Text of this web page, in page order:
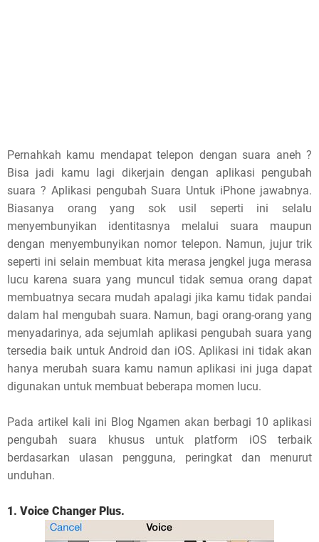
p
s
t
,
p
e
s
e
Pernahkah kamu mendapat telepon dengan suara aneh ?
Bisa jadi kamu lagi dikerjain dengan aplikasi pengubah
suara ? Aplikasi pengubah Suara Untuk iPhone jawabnya.
Biasanya orang yang sok usil seperti ini selalu
menyembunyikan identitasnya melalui suara maupun
dengan menyembunyikan nomor telepon. Namun, jujur trik
seperti ini selain membuat kita merasa jengkel juga merasa
lucu karena suara yang muncul tidak semua orang dapat
membuatnya secara mudah apalagi jika kamu tidak pandai
dalam hal mengubah suara. Namun, bagi orang-orang yang
menyadarinya, ada sejumlah aplikasi pengubah suara yang
tersedia baik untuk Android dan iOS. Aplikasi ini tidak akan
hanya merubah suara kamu namun aplikasi ini juga dapat
digunakan untuk membuat beberapa momen lucu.
Pada artikel kali ini Blog Ngamen akan berbagi 10 aplikasi
pengubah suara khusus untuk platform iOS terbaik
berdasarkan ulasan pengguna, peringkat dan menurut
unduhan.
1. Voice Changer Plus.